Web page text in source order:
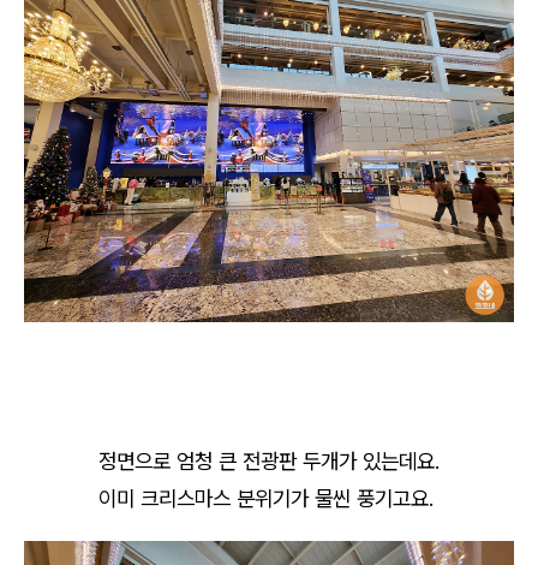
정면으로 엄청 큰 전광판 두개가 있는데요.
이미 크리스마스 분위기가 물씬 풍기고요.